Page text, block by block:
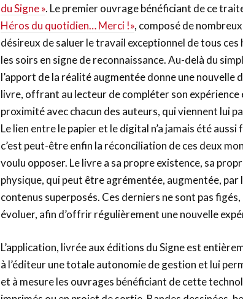
du Signe ». Le premier ouvrage bénéficiant de ce
Héros du quotidien… Merci !», composé de
désireux de saluer le travail exceptionnel de tous ces
les soirs en signe de reconnaissance. Au-delà du
l’apport de la réalité augmentée donne une nouvelle
livre, offrant au lecteur de compléter son expérience
proximité avec chacun des auteurs, qui viennent lui
Le lien entre le papier et le digital n’a jamais été
c’est peut-être enfin la réconciliation de ces deux
voulu opposer. Le livre a sa propre existence, sa
physique, qui peut être agrémentée, augmentée, par
contenus superposés. Ces derniers ne sont pas
évoluer, afin d’offrir régulièrement une nouvelle
L’application, livrée aux éditions du Signe est
à l’éditeur une totale autonomie de gestion et lui
et à mesure les ouvrages bénéficiant de cette